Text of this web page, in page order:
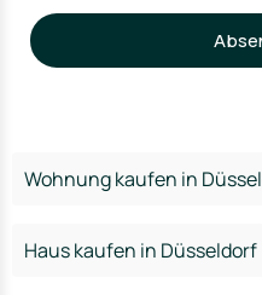
Wohnung kaufen in
Haus kaufen in Düsseldorf